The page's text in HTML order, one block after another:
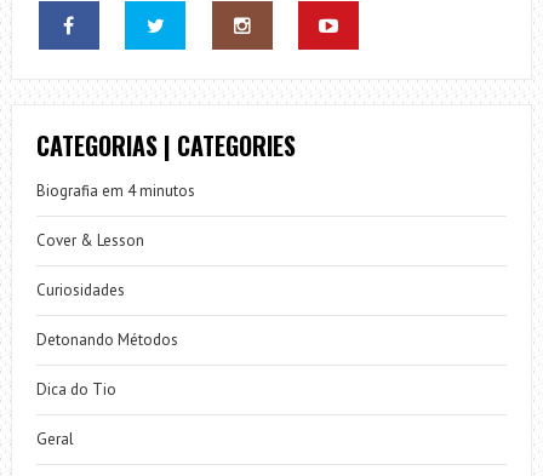
CATEGORIAS | CATEGORIES
Biografia em 4 minutos
Cover & Lesson
Curiosidades
Detonando Métodos
Dica do Tio
Geral